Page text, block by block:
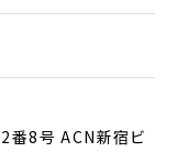
番8号 ACN新宿ビ